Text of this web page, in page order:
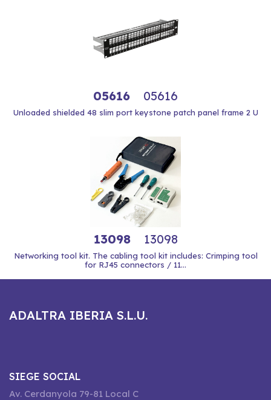
05616 05616
Unloaded shielded 48 slim port keystone patch panel frame 2 U
13098 13098
Networking tool kit. The cabling tool kit includes: Crimping tool
for RJ45 connectors / 11...
ADALTRA IBERIA S.L.U.
SIEGE SOCIAL
Av. Cerdanyola 79-81 Local C